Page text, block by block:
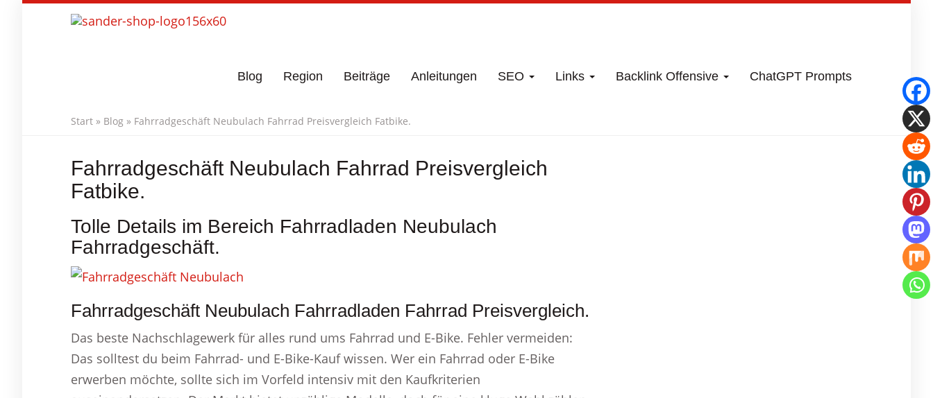
Blog Region Beiträge Anleitungen SEO Links Backlink Offensive ChatGPT Prompts
Start » Blog » Fahrradgeschäft Neubulach Fahrrad Preisvergleich Fatbike.
Fahrradgeschäft Neubulach Fahrrad Preisvergleich
Fatbike.
Tolle Details im Bereich Fahrradladen Neubulach
Fahrradgeschäft.
Fahrradgeschäft Neubulach Fahrradladen Fahrrad Preisvergleich.
Das beste Nachschlagewerk für alles rund ums Fahrrad und E-Bike. Fehler vermeiden:
Das solltest du beim Fahrrad- und E-Bike-Kauf wissen. Wer ein Fahrrad oder E-Bike
erwerben möchte, sollte sich im Vorfeld intensiv mit den Kaufkriterien